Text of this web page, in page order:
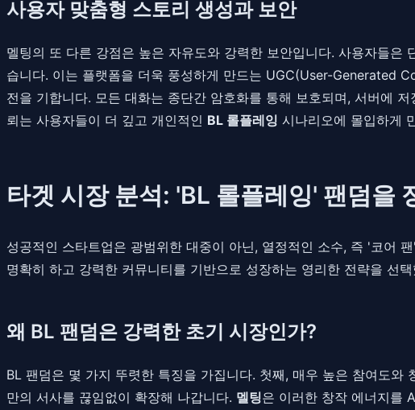
사용자 맞춤형 스토리 생성과 보안
멜팅의 또 다른 강점은 높은 자유도와 강력한 보안입니다. 사용자들
습니다. 이는 플랫폼을 더욱 풍성하게 만드는 UGC(User-Generated
전을 기합니다. 모든 대화는 종단간 암호화를 통해 보호되며, 서버에
뢰는 사용자들이 더 깊고 개인적인 BL 롤플레잉 시나리오에 몰입하게
타겟 시장 분석: 'BL 롤플레잉' 팬덤을
성공적인 스타트업은 광범위한 대중이 아닌, 열정적인 소수, 즉 '코어
명확히 하고 강력한 커뮤니티를 기반으로 성장하는 영리한 전략을 선
왜 BL 팬덤은 강력한 초기 시장인가?
BL 팬덤은 몇 가지 뚜렷한 특징을 가집니다. 첫째, 매우 높은 참여도
만의 서사를 끊임없이 확장해 나갑니다. 멜팅은 이러한 창작 에너지를